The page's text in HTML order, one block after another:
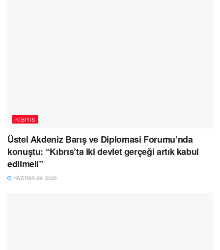
KIBRIS
Üstel Akdeniz Barış ve Diplomasi Forumu’nda
konuştu: “Kıbrıs’ta iki devlet gerçeği artık kabul
edilmeli”
HAZIRAN 29, 2026